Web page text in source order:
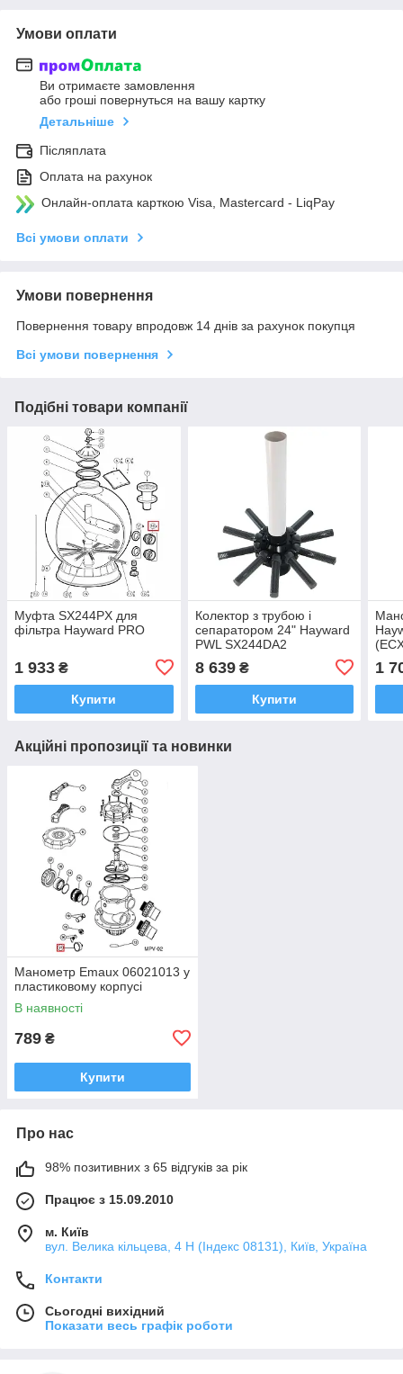
Умови оплати
Ви отримаєте замовлення
або гроші повернуться на вашу картку
Детальніше
Післяплата
Оплата на рахунок
Онлайн-оплата карткою Visa, Mastercard - LiqPay
Всі умови оплати
Умови повернення
Повернення товару впродовж 14 днів за рахунок покупця
Всі умови повернення
Подібні товари компанії
Муфта SX244PX для
фільтра Hayward PRO
1 933 ₴
Купити
Колектор з трубою і
сепаратором 24" Hayward
PWL SX244DA2
8 639₴
Купити
1
Акційні пропозиції та новинки
Манометр Emaux 06021013 у
пластиковому корпусі
В наявності
789 ₴
Купити
Про нас
98% позитивних з 65 відгуків за рік
Працює з 15.09.2010
м. Київ
вул. Велика кільцева, 4 Н (Індекс 08131), Київ, Україна
Контакти
Сьогодні вихідний
Показати весь графік роботи